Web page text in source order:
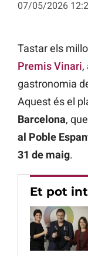
07/05/2026
Tastar els
Premis Vinari,
gastronomia
Aquest és el
Barcelona,
al Poble
31 de maig.
Et pot